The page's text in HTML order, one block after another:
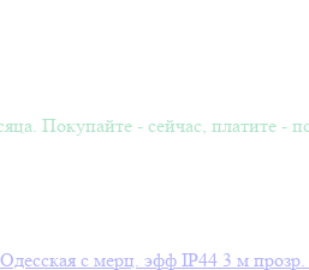
Покупайте - сейчас, платите -
с мерц. эфф IP44 3 м прозр.